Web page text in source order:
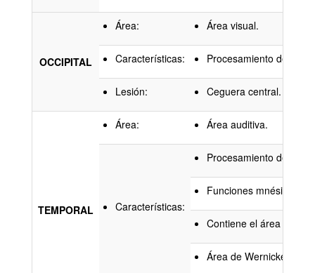
OCCIPITAL
Área: Área visual.
Características: Procesamiento de
Lesión: Ceguera central.
TEMPORAL
Área: Área auditiva.
Características:
Procesamiento de
Funciones mnésicas
Contiene el área de
Área de Wernicke: